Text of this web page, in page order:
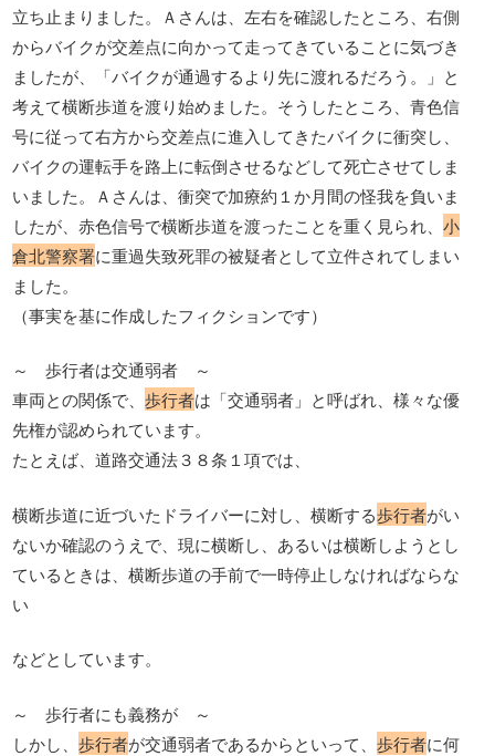
立ち止まりました。Ａさんは、左右を確認したところ、右側
からバイクが交差点に向かって走ってきていることに気づき
ましたが、「バイクが通過するより先に渡れるだろう。」と
考えて横断歩道を渡り始めました。そうしたところ、青色信
号に従って右方から交差点に進入してきたバイクに衝突し、
バイクの運転手を路上に転倒させるなどして死亡させてしま
いました。Ａさんは、衝突で加療約１か月間の怪我を負いま
したが、赤色信号で横断歩道を渡ったことを重く見られ、小
倉北警察署に重過失致死罪の被疑者として立件されてしまい
ました。
（事実を基に作成したフィクションです）
～ 歩行者は交通弱者 ～
車両との関係で、歩行者は「交通弱者」と呼ばれ、様々な優
先権が認められています。
たとえば、道路交通法３８条１項では、
横断歩道に近づいたドライバーに対し、横断する歩行者がい
ないか確認のうえで、現に横断し、あるいは横断しようとし
ているときは、横断歩道の手前で一時停止しなければならな
い
などとしています。
～ 歩行者にも義務が ～
しかし、歩行者が交通弱者であるからといって、歩行者に何